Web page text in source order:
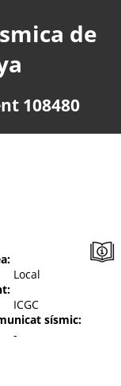
de
108480
Local
ICGC
sísmic:
-